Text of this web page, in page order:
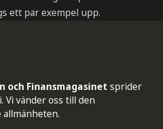
ett par exempel upp.
och Finansmagasinet sprider
Vi vänder oss till den